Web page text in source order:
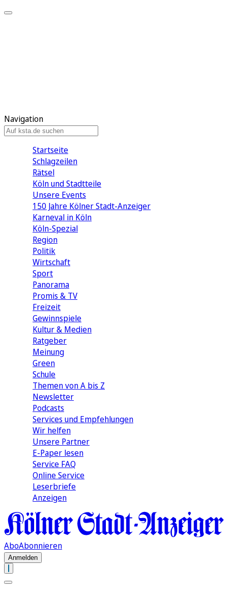
Navigation
Startseite
Schlagzeilen
Rätsel
Köln und Stadtteile
Unsere Events
150 Jahre Kölner Stadt-Anzeiger
Karneval in Köln
Köln-Spezial
Region
Politik
Wirtschaft
Sport
Panorama
Promis & TV
Freizeit
Gewinnspiele
Kultur & Medien
Ratgeber
Meinung
Green
Schule
Themen von A bis Z
Newsletter
Podcasts
Services und Empfehlungen
Wir helfen
Unsere Partner
E-Paper lesen
Service FAQ
Online Service
Leserbriefe
Anzeigen
AboAbonnieren
Anmelden